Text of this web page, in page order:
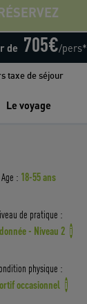
de 705€/pers*
taxe de séjour
Le voyage
Age : 18-55 ans
de pratique :
- Niveau 2 i
physique :
occasionnel i